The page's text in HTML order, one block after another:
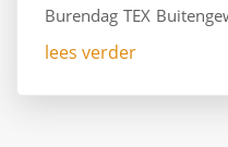
Burendag TEX
lees verder